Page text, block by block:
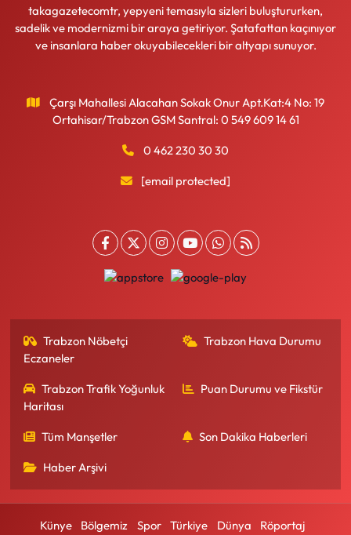
takagazetecomtr, yepyeni temasıyla sizleri buluştururken,
sadelik ve modernizmi bir araya getiriyor. Şatafattan kaçınıyor
ve insanlara haber okuyabilecekleri bir altyapı sunuyor.
Çarşı Mahallesi Alacahan Sokak Onur Apt.Kat:4 No: 19
Ortahisar/Trabzon GSM Santral: 0 549 609 14 61
0 462 230 30 30
[email protected]
Trabzon Nöbetçi
Eczaneler
Trabzon Hava Durumu
Trabzon Trafik Yoğunluk
Haritası
Puan Durumu ve Fikstür
Tüm Manşetler Son Dakika Haberleri
Haber Arşivi
Künye Bölgemiz Spor Türkiye Dünya Röportaj